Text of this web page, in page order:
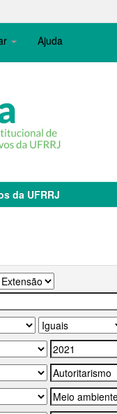
Ajuda
da UFRRJ